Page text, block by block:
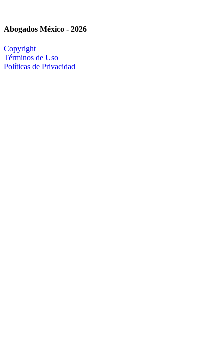
Abogados México - 2026
Copyright
Términos de Uso
Políticas de Privacidad